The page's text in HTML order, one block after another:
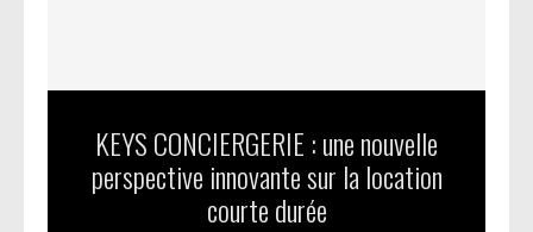
KEYS CONCIERGERIE : une nouvelle
perspective innovante sur la location
courte durée